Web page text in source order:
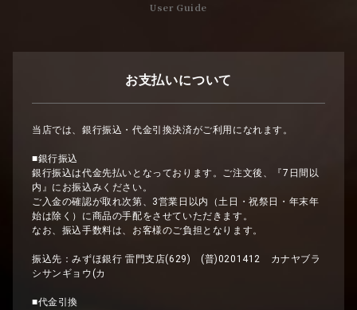
User Guide
お支払いについて
当店では、銀行振込・代金引換決済がご利用になれます。
■銀行振込
銀行振込は代金先払いとなっております。ご注文後、『7日間以
内』にお振込みください。
ご入金の確認が取れ次第、3営業日以内（土日・祝祭日・年末年
始は除く）に商品の手配をさせていただきます。
なお、振込手数料は、お客様のご負担となります。
振込先：みずほ銀行 雷門支店(629) (普)0201412 カナヤブラ
シサンギョウ(カ
■代金引換